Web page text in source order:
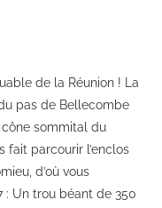
de la Réunion ! La
pas de Bellecombe
sommital du
fait parcourir l’enclos
d’où vous
: Un trou béant de 350